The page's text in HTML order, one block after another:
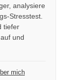
analysiere
Stresstest.
tiefer
und
mich